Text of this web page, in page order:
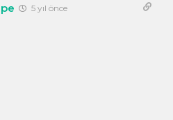
5 yıl önce